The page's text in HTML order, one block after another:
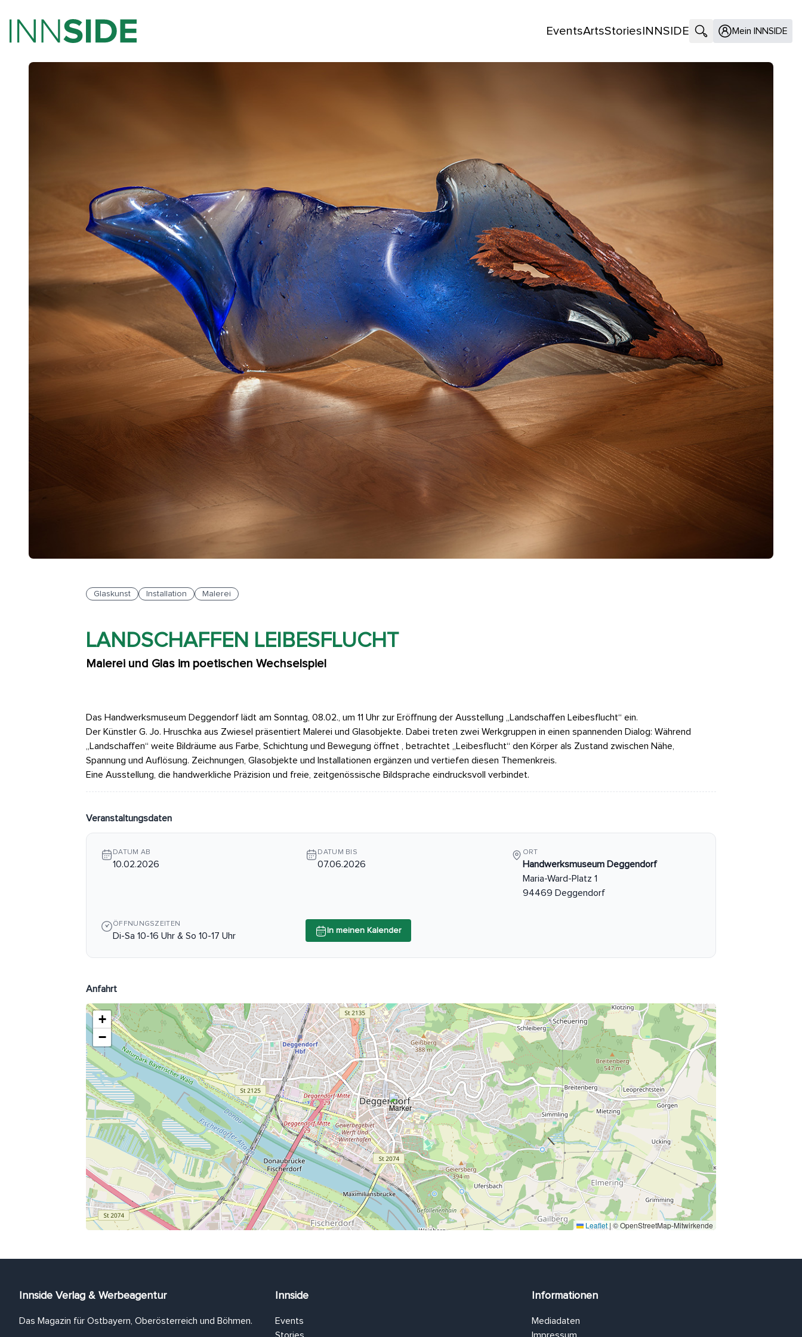
EventsArtsStories INNSIDE Suche öffnenMein INNSIDE
Glaskunst Installation Malerei
LANDSCHAFFEN LEIBESFLUCHT
Malerei und Glas im poetischen Wechselspiel
Das Handwerksmuseum Deggendorf lädt am Sonntag, 08.02., um 11 Uhr zur Eröffnung der Ausstellung „Landschaffen Leibesflucht“ ein.
Der Künstler G. Jo. Hruschka aus Zwiesel präsentiert Malerei und Glasobjekte. Dabei treten zwei Werkgruppen in einen spannenden Dialog: Während
„Landschaffen“ weite Bildräume aus Farbe, Schichtung und Bewegung öffnet , betrachtet „Leibesflucht“ den Körper als Zustand zwischen Nähe,
Spannung und Auflösung. Zeichnungen, Glasobjekte und Installationen ergänzen und vertiefen diesen Themenkreis.
Eine Ausstellung, die handwerkliche Präzision und freie, zeitgenössische Bildsprache eindrucksvoll verbindet.
Veranstaltungsdaten
DATUM AB
10.02.2026
DATUM BIS
07.06.2026
ORT
Handwerksmuseum Deggendorf
Maria-Ward-Platz 1
94469 Deggendorf
ÖFFNUNGSZEITEN
Di-Sa 10-16 Uhr & So 10-17 Uhr
In meinen Kalender
Anfahrt
+
−
Leaflet | © OpenStreetMap-Mitwirkende
Innside Verlag & Werbeagentur
Das Magazin für Ostbayern, Oberösterreich und Böhmen.
Innside
Events
Informationen
Mediadaten